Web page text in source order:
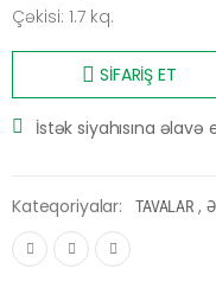
Çəkisi: 1.7 kq.
SİFARİŞ ET
İstək siyahısına əlavə
Kateqoriyalar: TAVALAR,